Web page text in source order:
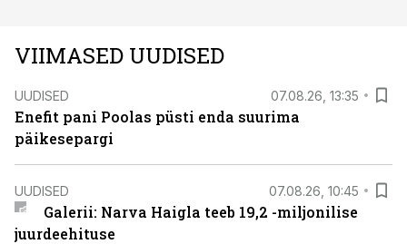
VIIMASED UUDISED
UUDISED 07.08.26, 13:35
Enefit pani Poolas püsti enda suurima
päikesepargi
UUDISED 07.08.26, 10:45
Galerii: Narva Haigla teeb 19,2 -miljonilise
juurdeehituse